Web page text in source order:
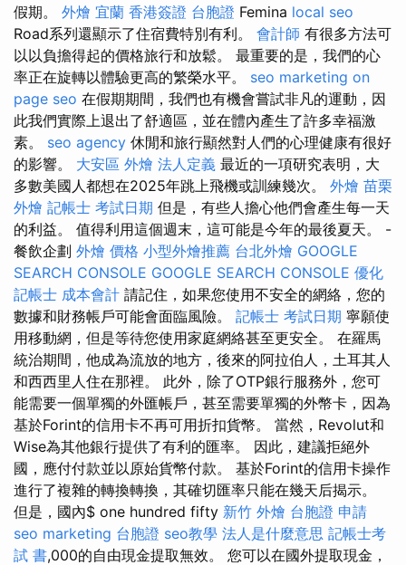
假期。 外燴 宜蘭 香港簽證 台胞證 Femina local seo
Road系列還顯示了住宿費特別有利。 會計師 有很多方法可
以以負擔得起的價格旅行和放鬆。 最重要的是，我們的心
率正在旋轉以體驗更高的繁榮水平。 seo marketing on
page seo 在假期期間，我們也有機會嘗試非凡的運動，因
此我們實際上退出了舒適區，並在體內產生了許多幸福激
素。 seo agency 休閒和旅行顯然對人們的心理健康有很好
的影響。 大安區 外燴 法人定義 最近的一項研究表明，大
多數美國人都想在2025年跳上飛機或訓練幾次。 外燴 苗栗
外燴 記帳士 考試日期 但是，有些人擔心他們會產生每一天
的利益。 值得利用這個週末，這可能是今年的最後夏天。 -
餐飲企劃 外燴 價格 小型外燴推薦 台北外燴 GOOGLE
SEARCH CONSOLE GOOGLE SEARCH CONSOLE 優化
記帳士 成本會計 請記住，如果您使用不安全的網絡，您的
數據和財務帳戶可能會面臨風險。 記帳士 考試日期 寧願使
用移動網，但是等待您使用家庭網絡甚至更安全。 在羅馬
統治期間，他成為流放的地方，後來的阿拉伯人，土耳其人
和西西里人住在那裡。 此外，除了OTP銀行服務外，您可
能需要一個單獨的外匯帳戶，甚至需要單獨的外幣卡，因為
基於Forint的信用卡不再可用折扣貨幣。 當然，Revolut和
Wise為其他銀行提供了有利的匯率。 因此，建議拒絕外
國，應付付款並以原始貨幣付款。 基於Forint的信用卡操作
進行了複雜的轉換轉換，其確切匯率只能在幾天后揭示。
但是，國內$ one hundred fifty 新竹 外燴 台胞證 申請
seo marketing 台胞證 seo教學 法人是什麼意思 記帳士考
試 書,000的自由現金提取無效。 您可以在國外提取現金，